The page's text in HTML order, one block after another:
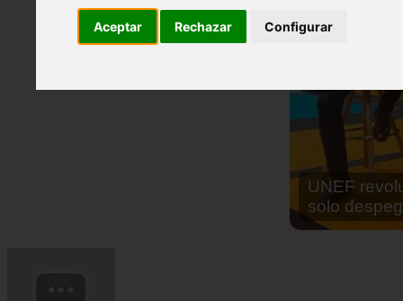
Aceptar Rechazar Configurar
En África
cocinar sus